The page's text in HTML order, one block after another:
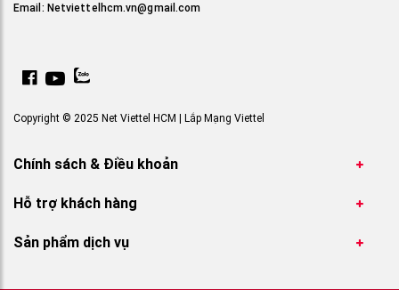
Email: Netviettelhcm.vn@gmail.com
Copyright © 2025 Net Viettel HCM | Lắp Mạng Viettel
Chính sách & Điều khoản
Hỗ trợ khách hàng
Sản phẩm dịch vụ